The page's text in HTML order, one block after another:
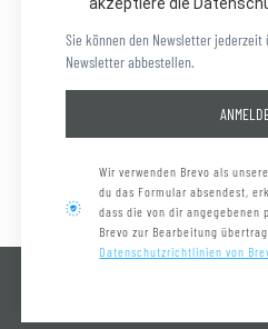
Sie können den Newsletter
Newsletter abbestellen.
Wir verwenden Brevo als
du das Formular absendest,
dass die von dir
Brevo zur Bearbeitung
Datenschutzrichtlinien von